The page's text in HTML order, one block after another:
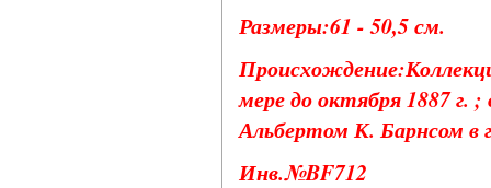
Размеры:61 - 50,5 см.
мере до октября 1887 г.
Альбертом К. Барнсом в
Инв.№BF712